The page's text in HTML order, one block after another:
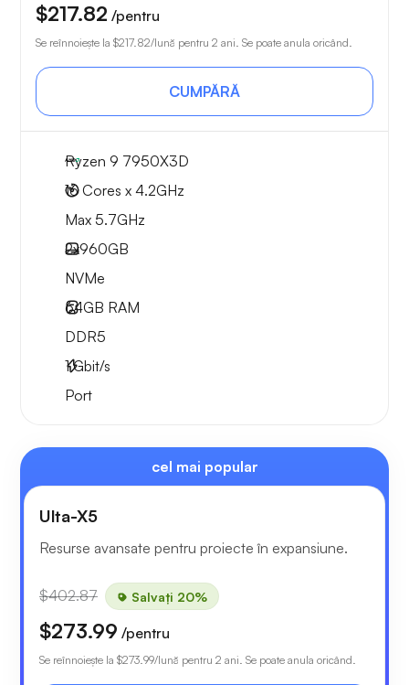
$217.82 /pentru
Se reînnoiește la $217.82/lună pentru 2 ani. Se poate anula oricând.
CUMPĂRĂ
Ryzen 9 7950X3D
16 Cores x 4.2GHz
Max 5.7GHz
2x960GB
NVMe
64GB RAM
DDR5
1Gbit/s
Port
cel mai popular
Ulta-X5
Resurse avansate pentru proiecte în expansiune.
$402.87 Salvați 20%
$273.99 /pentru
Se reînnoiește la $273.99/lună pentru 2 ani. Se poate anula oricând.